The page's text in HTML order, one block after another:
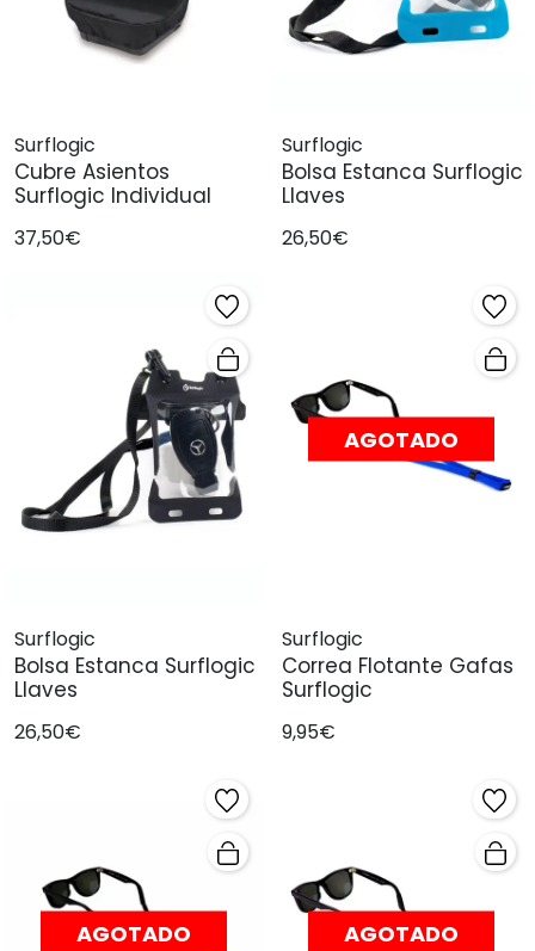
Surflogic
Cubre Asientos
Surflogic Individual
37,50€
Surflogic
Bolsa Estanca Surflogic
Llaves
26,50€
Surflogic
Bolsa Estanca Surflogic
Llaves
26,50€
AGOTADO
Surflogic
Correa Flotante Gafas
Surflogic
9,95€
AGOTADO AGOTADO